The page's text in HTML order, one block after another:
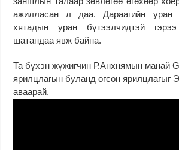
ажилласан л даа. Дараагийн уран
хятадын уран бүтээлчидтэй
шатандаа явж байна.
Та бүхэн жүжигчин Р.Анхнямын манай
ярилцлагын буланд өгсөн ярилцлагыг
аваарай.